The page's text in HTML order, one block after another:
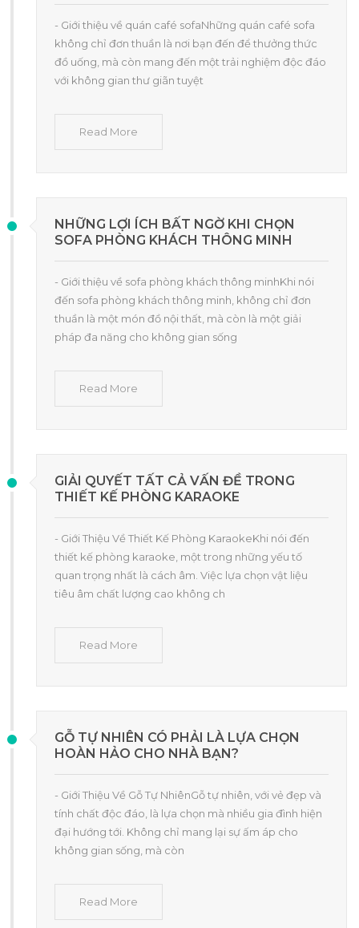
- Giới thiệu về quán café sofaNhững quán café sofa
không chỉ đơn thuần là nơi bạn đến để thưởng thức
đồ uống, mà còn mang đến một trải nghiệm độc đáo
với không gian thư giãn tuyệt
Read More
NHỮNG LỢI ÍCH BẤT NGỜ KHI CHỌN
SOFA PHÒNG KHÁCH THÔNG MINH
- Giới thiệu về sofa phòng khách thông minhKhi nói
đến sofa phòng khách thông minh, không chỉ đơn
thuần là một món đồ nội thất, mà còn là một giải
pháp đa năng cho không gian sống
Read More
GIẢI QUYẾT TẤT CẢ VẤN ĐỀ TRONG
THIẾT KẾ PHÒNG KARAOKE
- Giới Thiệu Về Thiết Kế Phòng KaraokeKhi nói đến
thiết kế phòng karaoke, một trong những yếu tố
quan trọng nhất là cách âm. Việc lựa chọn vật liệu
tiêu âm chất lượng cao không ch
Read More
GỖ TỰ NHIÊN CÓ PHẢI LÀ LỰA CHỌN
HOÀN HẢO CHO NHÀ BẠN?
- Giới Thiệu Về Gỗ Tự NhiênGỗ tự nhiên, với vẻ đẹp và
tính chất độc đáo, là lựa chọn mà nhiều gia đình hiện
đại hướng tới. Không chỉ mang lại sự ấm áp cho
không gian sống, mà còn
Read More